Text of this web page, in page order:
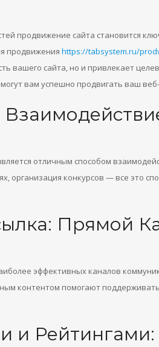
продвижение сайта становится
продвижения https://tabsystem.ru/
вашего сайта, но и привлекает
вам успешно продвигать ваш
отличным способом
организация конкурсов — все это
Прямой
эффективных каналов
контентом помогают
и